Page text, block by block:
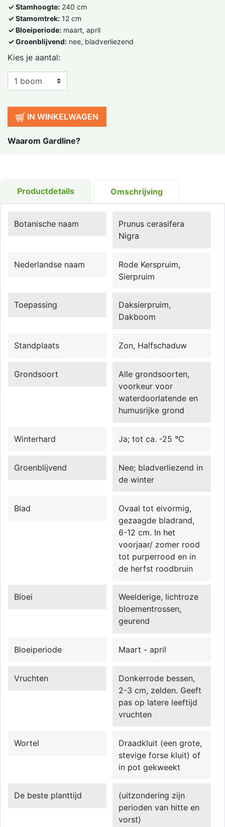
✓ Stamhoogte: 240 cm
✓ Stamomtrek: 12 cm
✓ Bloeiperiode: maart, april
✓ Groenblijvend: nee, bladverliezend
Kies je aantal:
IN WINKELWAGEN
Waarom Gardline?
Productdetails Omschrijving
Botanische naam
Prunus cerasifera
Nigra
Nederlandse naam
Rode Kerspruim,
Sierpruim
Toepassing
Daksierpruim,
Dakboom
Standplaats Zon, Halfschaduw
Grondsoort
Alle grondsoorten,
voorkeur voor
waterdoorlatende en
humusrijke grond
Winterhard Ja; tot ca. -25 °C
Groenblijvend
Nee; bladverliezend in
de winter
Blad
Ovaal tot eivormig,
gezaagde bladrand,
6-12 cm. In het
voorjaar/ zomer rood
tot purperrood en in
de herfst roodbruin
Bloei
Weelderige, lichtroze
bloementrossen,
geurend
Bloeiperiode Maart - april
Vruchten
Donkerrode bessen,
2-3 cm, zelden. Geeft
pas op latere leeftijd
vruchten
Wortel
Draadkluit (een grote,
stevige forse kluit) of
in pot gekweekt
De beste planttijd
(uitzondering zijn
perioden van hitte en
vorst)